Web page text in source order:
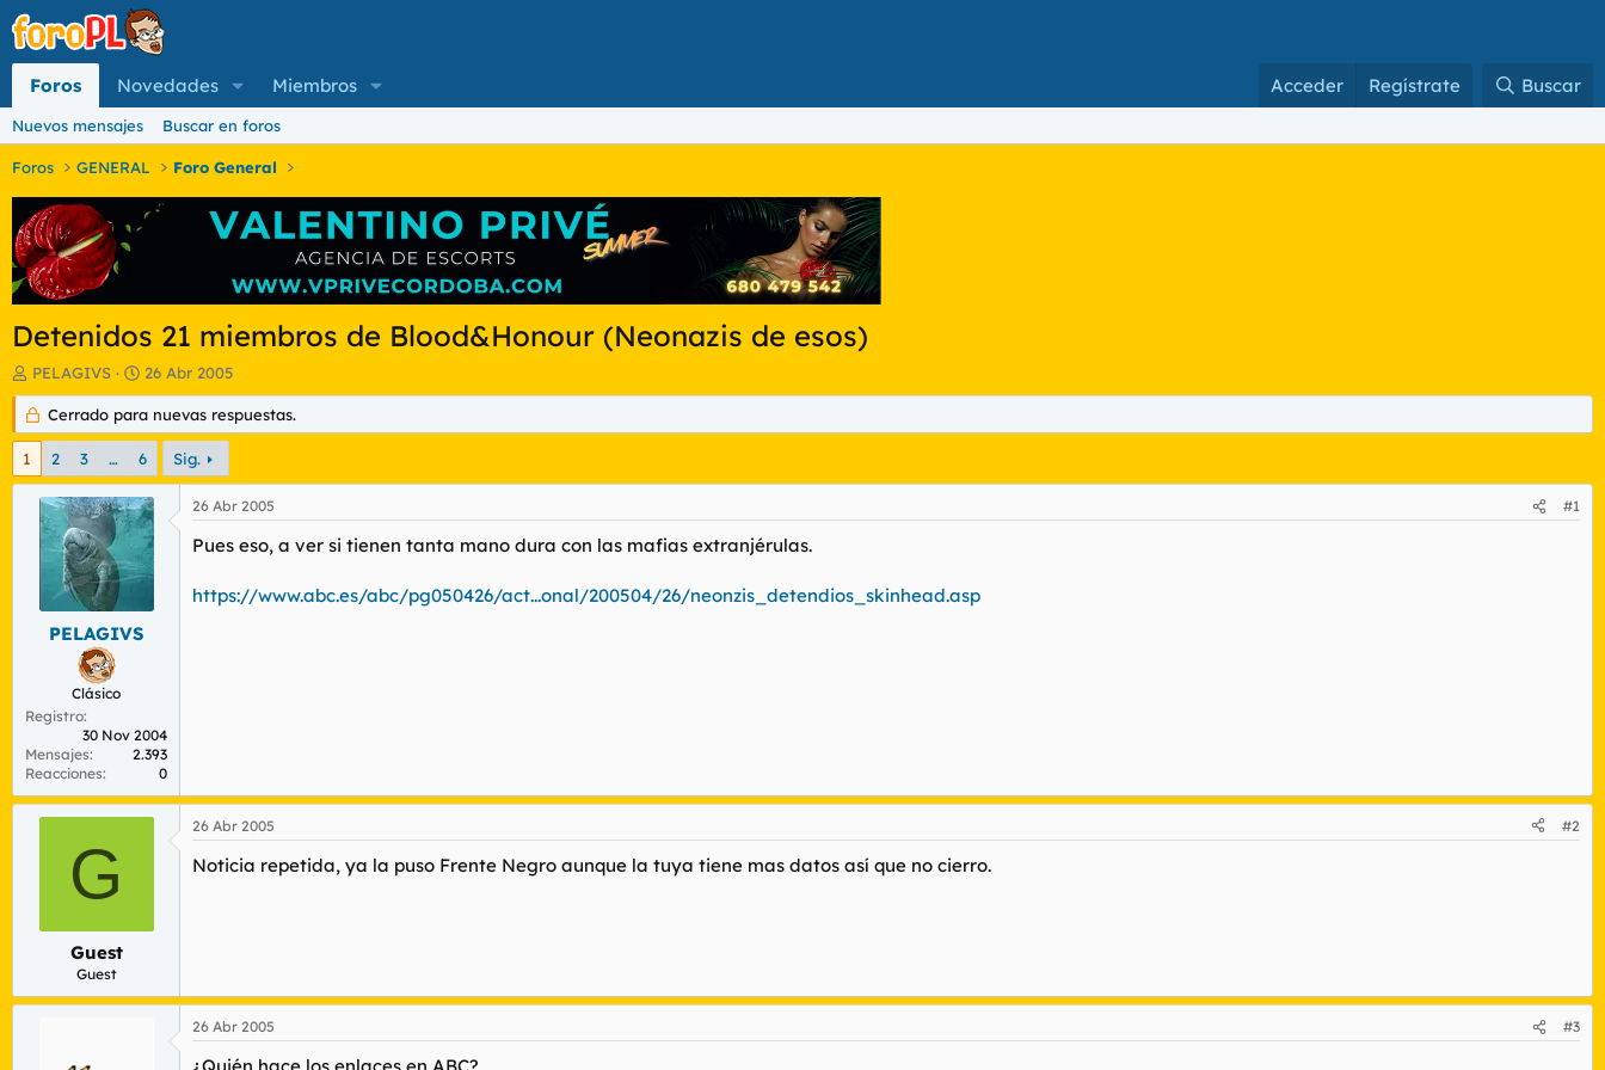
Foros Novedades Miembros Acceder Regístrate Buscar
Nuevos mensajes Buscar en foros
Foros GENERAL Foro General
Detenidos 21 miembros de Blood&Honour (Neonazis de esos)
I
n
i
c
a
d
o
PELAGIVS
F
e
c
h
a
d
e
i
n
i
i
26 Abr 2005
Cerrado para nuevas respuestas.
1 2 3 … 6 Sig.
PELAGIVS
Clásico
Registro
30 Nov 2004
Mensajes
2.393
Reacciones
0
26 Abr 2005 #1
Pues eso, a ver si tienen tanta mano dura con las mafias extranjérulas.
https://www.abc.es/abc/pg050426/act...onal/200504/26/neonzis_detendios_skinhead.asp
G
Guest
Guest
26 Abr 2005 #2
Noticia repetida, ya la puso Frente Negro aunque la tuya tiene mas datos así que no cierro.
26 Abr 2005 #3